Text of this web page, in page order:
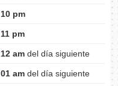
10 pm
11 pm
12 amdel día siguiente
01 amdel día siguiente